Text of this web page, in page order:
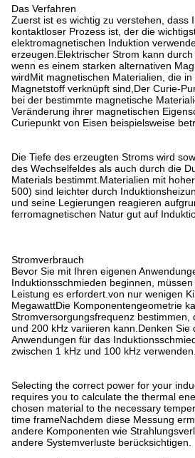
Das Verfahren
Zuerst ist es wichtig zu verstehen, dass
kontaktloser Prozess ist, der die
elektromagnetischen Induktion
erzeugen.Elektrischer Strom kann durch
wenn es einem starken alternativen
wirdMit magnetischen Materialien, die
Magnetstoff verknüpft sind,Der Curie-
bei der bestimmte magnetische
Veränderung ihrer magnetischen
Curiepunkt von Eisen beispielsweise
Die Tiefe des erzeugten Stroms wird
des Wechselfeldes als auch durch die
Materials bestimmt.Materialien mit
500) sind leichter durch
und seine Legierungen reagieren
ferromagnetischen Natur gut auf
Stromverbrauch
Bevor Sie mit Ihren eigenen
Induktionsschmieden beginnen,
Leistung es erfordert.von nur wenigen
MegawattDie Komponentengeometrie
Stromversorgungsfrequenz bestimmen,
und 200 kHz variieren kann.Denken Sie
Anwendungen für das
zwischen 1 kHz und 100 kHz verwenden.
Selecting the correct power for your
requires you to calculate the thermal
chosen material to the necessary
time frameNachdem diese Messung
andere Komponenten wie
andere Systemverluste berücksichtigen.